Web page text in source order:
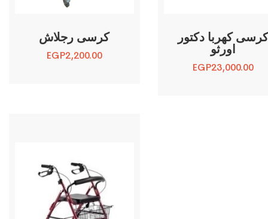
كرسى رجلاش
EGP2,200.00
كرسى كهربا دكتور
اورثو
EGP23,000.00